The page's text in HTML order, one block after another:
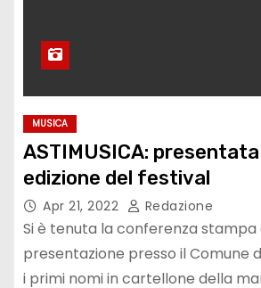
MUSICA
ASTIMUSICA:
edizione del festival
Apr 21, 2022 Redazione
Si è tenuta la conferenza stampa
presentazione presso il Comune
i primi nomi in cartellone della